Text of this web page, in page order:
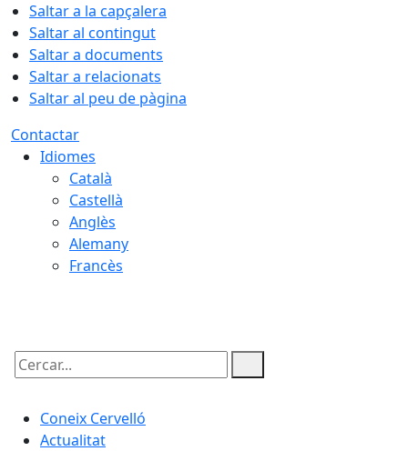
Saltar a la capçalera
Saltar al contingut
Saltar a documents
Saltar a relacionats
Saltar al peu de pàgina
Contactar
Idiomes
Català
Castellà
Anglès
Alemany
Francès
Cercar:
Coneix Cervelló
Actualitat